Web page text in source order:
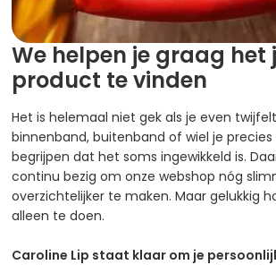
We helpen je graag het
product te vinden
Het is helemaal niet gek als je even
binnenband, buitenband of wiel je
begrijpen dat het soms ingewikkeld is.
continu bezig om onze webshop nóg
overzichtelijker te maken. Maar gelukkig
alleen te doen.
Caroline Lip staat klaar om je